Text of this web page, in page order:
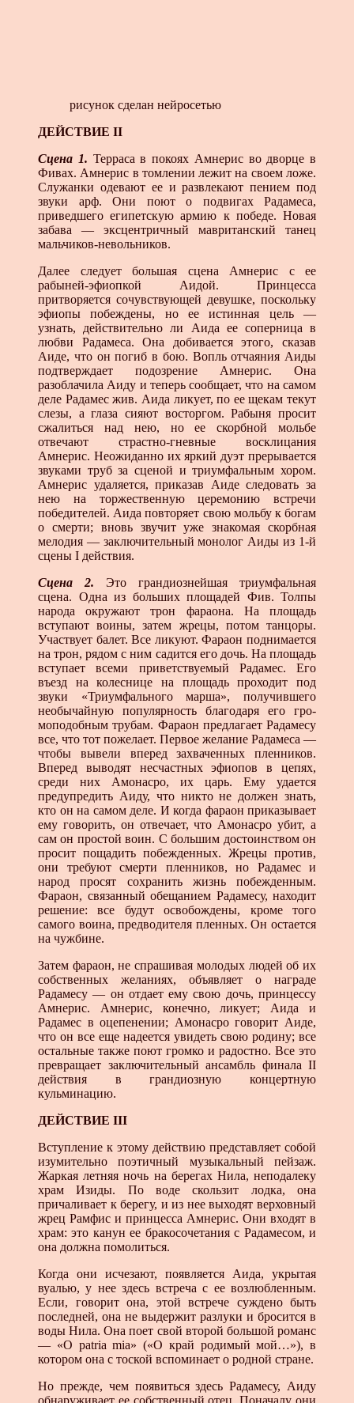
рисунок сделан нейросетью
ДЕЙСТВИЕ II
Сцена 1. Терраса в покоях Амнерис во дворце в
Фивах. Амнерис в томлении лежит на своем ложе.
Служанки одева­ют ее и развлекают пением под
звуки арф. Они поют о подвигах Радамеса,
приведшего египетскую армию к побе­де. Новая
забава — эксцентричный мавританский танец
мальчиков-невольников.
Далее следует большая сцена Амнерис с ее
рабыней-эфи­опкой Аидой. Принцесса
притворяется сочувствующей де­вушке, поскольку
эфиопы побеждены, но ее истинная цель —
узнать, действительно ли Аида ее соперница в
любви Рада­меса. Она добивается этого, сказав
Аиде, что он погиб в бою. Вопль отчаяния Аиды
подтверждает подозрение Амне­рис. Она
разоблачила Аиду и теперь сообщает, что на са­мом
деле Радамес жив. Аида ликует, по ее щекам текут
слезы, а глаза сияют восторгом. Рабыня просит
сжалиться над нею, но ее скорбной мольбе
отвечают страстно-гневные восклица­ния
Амнерис. Неожиданно их яркий дуэт прерывается
зву­ками труб за сценой и триумфальным хором.
Амнерис удаляется, приказав Аиде следовать за
нею на торжествен­ную церемонию встречи
победителей. Аида повторяет свою мольбу к богам
о смерти; вновь звучит уже знакомая скор­бная
мелодия — заключительный монолог Аиды из 1-й
сце­ны I действия.
Сцена 2. Это грандиознейшая триумфальная
сцена. Одна из больших площадей Фив. Толпы
народа окружают трон фараона. На площадь
вступают воины, затем жрецы, потом танцоры.
Участвует балет. Все ликуют. Фараон поднимается
на трон, рядом с ним садится его дочь. На площадь
вступает всеми приветствуемый Радамес. Его
въезд на колеснице на площадь проходит под
звуки «Триумфального марша», получившего
необычайную популярность благодаря его гро­
моподобным трубам. Фараон предлагает Радамесу
все, что тот пожелает. Первое желание Радамеса —
чтобы вывели вперед захваченных пленников.
Вперед выводят несчастных эфио­пов в цепях,
среди них Амонасро, их царь. Ему удается
предупредить Аиду, что никто не должен знать,
кто он на самом деле. И когда фараон приказывает
ему говорить, он отвечает, что Амонасро убит, а
сам он простой воин. С большим достоинством он
просит пощадить побежденных. Жрецы против,
они требуют смерти пленников, но Радамес и
народ просят сохранить жизнь побежденным.
Фараон, связанный обещанием Радамесу, находит
решение: все бу­дут освобождены, кроме того
самого воина, предводителя пленных. Он остается
на чужбине.
Затем фараон, не спрашивая молодых людей об их
соб­ственных желаниях, объявляет о награде
Радамесу — он от­дает ему свою дочь, принцессу
Амнерис. Амнерис, конечно, ликует; Аида и
Радамес в оцепенении; Амонасро говорит Аиде,
что он все еще надеется увидеть свою родину; все
остальные также поют громко и радостно. Все это
превра­щает заключительный ансамбль финала II
действия в гран­диозную концертную
кульминацию.
ДЕЙСТВИЕ III
Вступление к этому действию представляет собой
изуми­тельно поэтичный музыкальный пейзаж.
Жаркая летняя ночь на берегах Нила, неподалеку
храм Изиды. По воде скользит лодка, она
причаливает к берегу, и из нее выходят верховный
жрец Рамфис и принцесса Амнерис. Они входят в
храм: это канун ее бракосочетания с Радамесом, и
она должна помо­литься.
Когда они исчезают, появляется Аида, укрытая
вуалью, у нее здесь встреча с ее возлюбленным.
Если, говорит она, этой встрече суждено быть
последней, она не выдержит разлуки и бросится в
воды Нила. Она поет свой второй большой романс
— «О patria mia» («О край родимый мой…»), в
котором она с тоской вспоминает о родной стране.
Но прежде, чем появиться здесь Радамесу, Аиду
обнаружи­вает ее собственный отец. Поначалу они